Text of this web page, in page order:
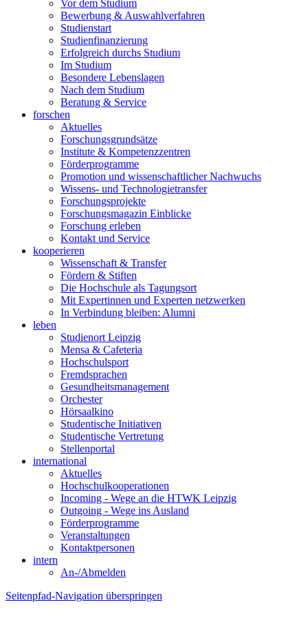
Vor dem Studium
Bewerbung & Auswahlverfahren
Studienstart
Studienfinanzierung
Erfolgreich durchs Studium
Im Studium
Besondere Lebenslagen
Nach dem Studium
Beratung & Service
forschen
Aktuelles
Forschungsgrundsätze
Institute & Kompetenzzentren
Förderprogramme
Promotion und wissenschaftlicher Nachwuchs
Wissens- und Technologietransfer
Forschungsprojekte
Forschungsmagazin Einblicke
Forschung erleben
Kontakt und Service
kooperieren
Wissenschaft & Transfer
Fördern & Stiften
Die Hochschule als Tagungsort
Mit Expertinnen und Experten netzwerken
In Verbindung bleiben: Alumni
leben
Studienort Leipzig
Mensa & Cafeteria
Hochschulsport
Fremdsprachen
Gesundheitsmanagement
Orchester
Hörsaalkino
Studentische Initiativen
Studentische Vertretung
Stellenportal
international
Aktuelles
Hochschulkooperationen
Incoming - Wege an die HTWK Leipzig
Outgoing - Wege ins Ausland
Förderprogramme
Veranstaltungen
Kontaktpersonen
intern
An-/Abmelden
Seitenpfad-Navigation überspringen